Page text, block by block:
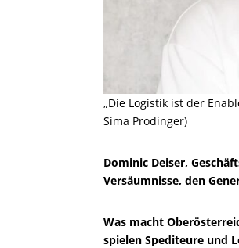
„Die Logistik ist der
Sima Prodinger)
Dominic Deiser,
Versäumnisse, den
Was macht
spielen Spediteure und